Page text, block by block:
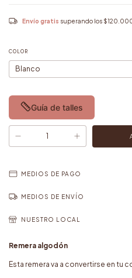
Envío gratis superando los
COLOR
Guía de talles
MEDIOS DE PAGO
MEDIOS DE ENVÍO
NUESTRO LOCAL
Remera algodón
Esta remera va a convertirse en tu